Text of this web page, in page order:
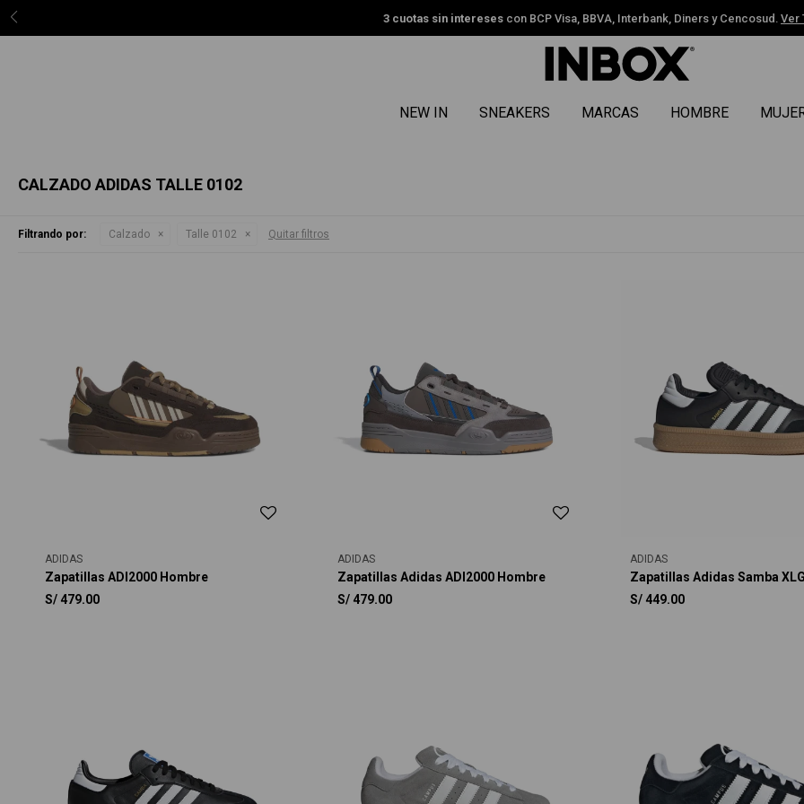
3 cuotas sin intereses con BCP Visa, BBVA, Interbank, Diners y Cencosud. Ver
NEW IN SNEAKERS MARCAS HOMBRE
CALZADO ADIDAS TALLE 0102
Filtrando por: Calzado Talle 0102 Quitar filtros
ADIDAS
Zapatillas ADI2000 Hombre
S/ 479.00
ADIDAS
Zapatillas Adidas ADI2000 Hombre
S/ 479.00
ADIDAS
Zapatillas Adidas Samba
S/ 449.00